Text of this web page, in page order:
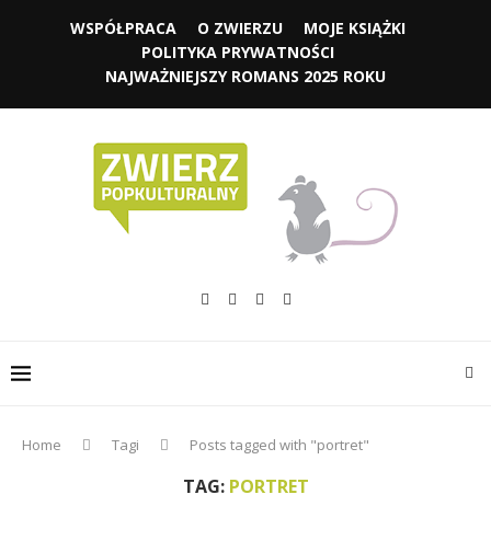
WSPÓŁPRACA O ZWIERZU
MOJE KSIĄŻKI
POLITYKA PRYWATNOŚCI
NAJWAŻNIEJSZY ROMANS 2025 ROKU
Home Tagi Posts tagged with "portret"
TAG: PORTRET